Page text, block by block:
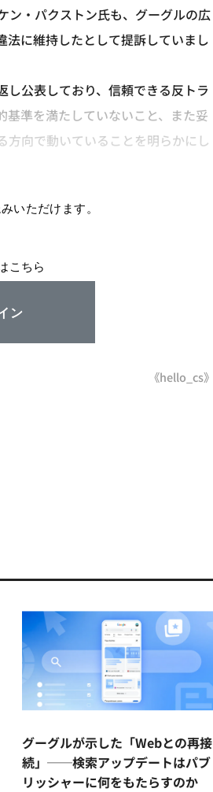
ン・パクストン氏も、グーグルの広
に維持したとして提訴していまし
公表しており、信頼できる反トラ
準を満たしていないこと、また妥
方向で動いていることを明らかにし
いただけます。
こちら
ン
《hello_cs》
グーグルが示した「Webとの再接
続」──検索アップデートはパブ
リッシャーに何をもたらすのか